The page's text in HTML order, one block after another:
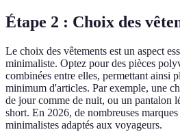
Étape 2 : Choix des
Le choix des vêtements est un aspect
minimaliste. Optez pour des pièces
combinées entre elles, permettant ainsi
minimum d'articles. Par exemple, une
de jour comme de nuit, ou un pantalon
short. En 2026, de nombreuses
minimalistes adaptés aux voyageurs.